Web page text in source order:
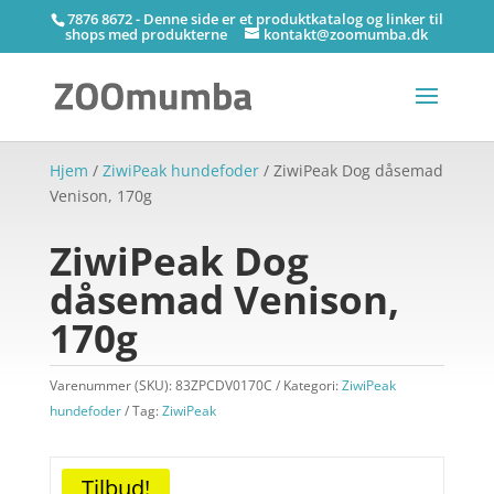
7876 8672 - Denne side er et produktkatalog og linker til
shops med produkterne kontakt@zoomumba.dk
Hjem / ZiwiPeak hundefoder/ ZiwiPeak Dog dåsemad
Venison, 170g
ZiwiPeak Dog
dåsemad Venison,
170g
Varenummer (SKU):83ZPCDV0170C Kategori:ZiwiPeak
hundefoder
Tag:ZiwiPeak
Tilbud!